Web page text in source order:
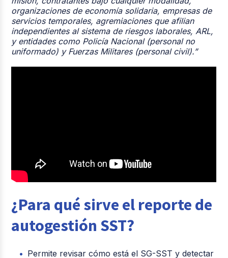
organizaciones de economía solidaria, empresas de
servicios temporales, agremiaciones que afilian
independientes al sistema de riesgos laborales, ARL,
y entidades como Policía Nacional (personal no
uniformado) y Fuerzas Militares (personal civil).”
¿Para qué sirve el reporte de
autogestión SST?
Permite revisar cómo está el SG-SST y detectar